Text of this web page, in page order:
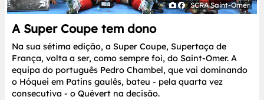
SCRA Saint-Omer
A Super Coupe tem dono
Na sua sétima edição, a Super Coupe, Supertaça de
França, volta a ser, como sempre foi, do Saint-Omer. A
equipa do português Pedro Chambel, que vai dominando
o Hóquei em Patins gaulês, bateu - pela quarta vez
consecutiva - o Quévert na decisão.